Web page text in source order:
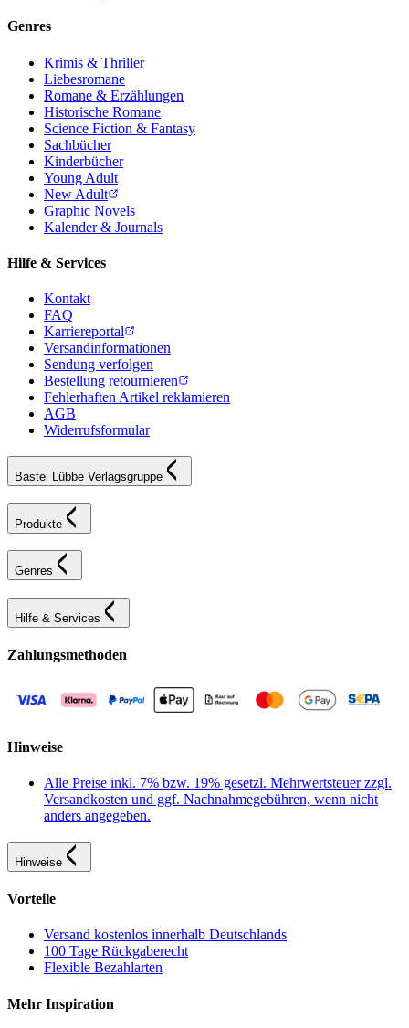
Genres
Krimis & Thriller
Liebesromane
Romane & Erzählungen
Historische Romane
Science Fiction & Fantasy
Sachbücher
Kinderbücher
Young Adult
New Adult
Graphic Novels
Kalender & Journals
Hilfe & Services
Kontakt
FAQ
Karriereportal
Versandinformationen
Sendung verfolgen
Bestellung retournieren
Fehlerhaften Artikel reklamieren
AGB
Widerrufsformular
Bastei Lübbe Verlagsgruppe
Produkte
Genres
Hilfe & Services
Zahlungsmethoden
Hinweise
Alle Preise inkl. 7% bzw. 19% gesetzl. Mehrwertsteuer zzgl.
Versandkosten und ggf. Nachnahmegebühren, wenn nicht
anders angegeben.
Hinweise
Vorteile
Versand kostenlos innerhalb Deutschlands
100 Tage Rückgaberecht
Flexible Bezahlarten
Mehr Inspiration